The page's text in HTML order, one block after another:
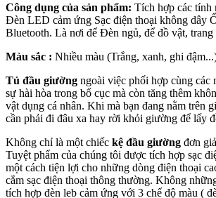
Công dụng của sản phẩm: Tích hợp các tính
Đèn LED cảm ứng Sạc điện thoại không dây
Bluetooth. Là nơi để Đèn ngủ, để đồ vật,
Màu sắc : Nhiều màu (Trắng, xanh, ghi
Tủ đầu giường ngoài việc phối hợp cùng các
sự hài hòa trong bố cục mà còn tăng thêm
vật dụng cá nhân. Khi mà bạn đang nằm trên
cần phải đi đâu xa hay rời khỏi giường để lấy
Không chỉ là một chiếc kệ đầu giường đơn
Tuyệt phẩm của chúng tôi được tích hợp sạc
một cách tiện lợi cho những dòng điện thoại
cắm sạc điện thoại thông thường. Không
tích hợp đèn leb cảm ứng với 3 chế độ màu (